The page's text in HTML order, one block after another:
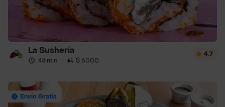
La Sushería
44 min · $ 6000
4.7
Envío Gratis